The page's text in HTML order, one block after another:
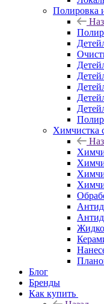
Полировка
Химчистка
Блог
Бренды
Как купить